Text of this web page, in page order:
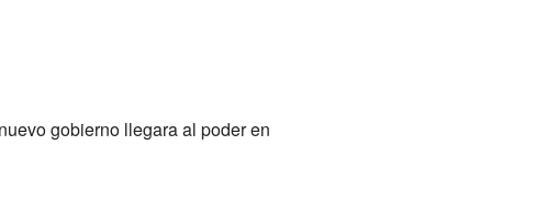
gobierno llegara al poder en